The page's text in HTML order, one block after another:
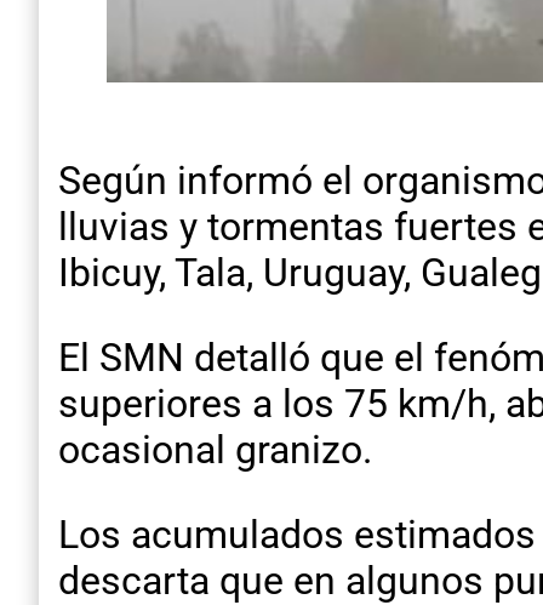
Según informó el
lluvias y tormentas fuertes
Ibicuy, Tala, Uruguay,
El SMN detalló que el
superiores a los 75 km/h,
ocasional granizo.
Los acumulados
descarta que en algunos